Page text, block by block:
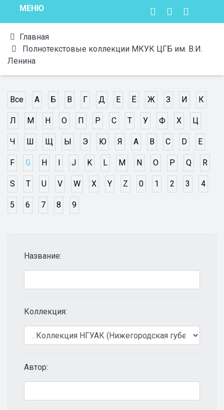
МЕНЮ
Главная
Полнотекстовые коллекции МКУК ЦГБ им. В.И.
Ленина
Название:
Коллекция:
Автор:
Все А Б В Г Д Е Ё Ж З И К
Л М Н О П Р С Т У Ф Х Ц
Ч Ш Щ Ы Э Ю Я A B C D E
F G H I J K L M N O P Q R
S T U V W X Y Z 0 1 2 3 4
5 6 7 8 9